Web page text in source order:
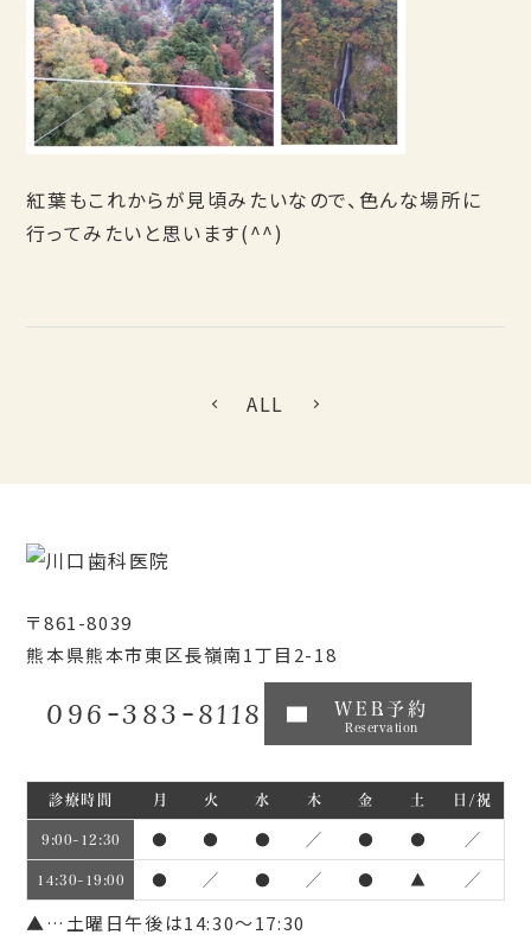
紅葉もこれからが見頃みたいなので、色んな場所に
行ってみたいと思います(^^)
ALL
〒861-8039
熊本県熊本市東区長嶺南1丁目2-18
096-383-8118 WEB予約
Reservation
診療時間 月 火 水 木 金 土 日/祝
9:00~12:30 ● ● ● ／ ● ● ／
14:30~19:00 ● ／ ● ／ ● ▲ ／
▲…土曜日午後は14:30～17:30